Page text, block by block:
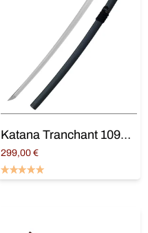
Katana Tranchant 1095 « Kotai »
299,00 €
Ajouter au panier